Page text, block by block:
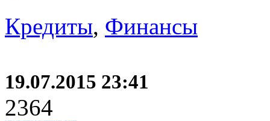
Кредиты, Финансы
19.07.2015 23:41
2364